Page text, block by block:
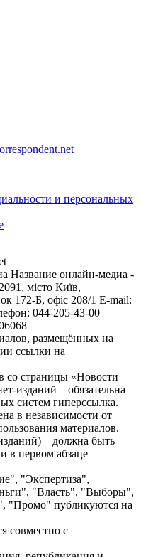
и персональных
Название онлайн-медиа -
місто Київ,
Б, офіс 208/1 E-mail:
044-205-43-00
размещённых на
ссылки на
со страницы «Новости
изданий – обязательна
систем гиперссылка.
в независимости от
материалов.
– должна быть
в первом абзаце
"Экспертиза",
"Власть", "Выборы",
"Промо" публикуются на
совместно с